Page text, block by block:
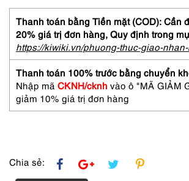
nam-
CALVIN
KLEIN
K2F211
men's
watch-
Khá
mới
số
Thanh toán bằng Tiền mặt (COD): Cần
20% giá trị đơn hàng, Quy định trong
https://kiwiki.vn/phuong-thuc-giao-
Thanh toán 100% trước bằng chuyển
Nhập mã CKNH/cknh vào ô "MÃ GIẢM
giảm 10% giá trị đơn hàng
Chia sẻ: